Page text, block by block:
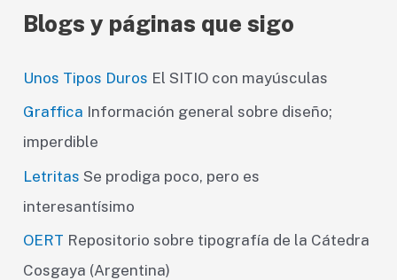
Blogs y páginas que sigo
Unos Tipos Duros El SITIO con mayúsculas
Graffica Información general sobre diseño;
imperdible
Letritas Se prodiga poco, pero es
interesantísimo
OERT Repositorio sobre tipografía de la Cátedra
Cosgaya (Argentina)